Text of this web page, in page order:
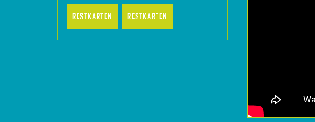
RESTKARTEN RESTKARTEN